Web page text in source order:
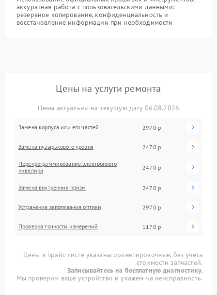
аккуратная работа с пользовательскими данными:
резервное копирование, конфиденциальность и
восстановление информации при необходимости
Цены на услуги ремонта
Цены актуальны на текущую дату 06.08.2026
Замена корпуса или его частей 2970 р
Замена пузырькового уровня 2470 р
Перепрограммирование электронного
нивелира
2470 р
Замена внутренних призм 2470 р
Устранение запотевания оптики 2970 р
Проверка точности измерений 1170 р
Цены в прайс-листе указаны ориентировочные, без учета
стоимости запчастей.
Записывайтесь на бесплатную диагностику.
Мы проверим ваше устройство и укажем на неисправность.